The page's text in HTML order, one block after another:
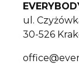
ul.
30-526